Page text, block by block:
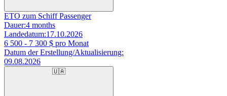
ETO zum Schiff Passenger
Dauer:4 months
Landedatum:17.10.2026
6 500 - 7 300 $ pro Monat
Datum der Erstellung/Aktualisierung:
09.08.2026
🇺🇦